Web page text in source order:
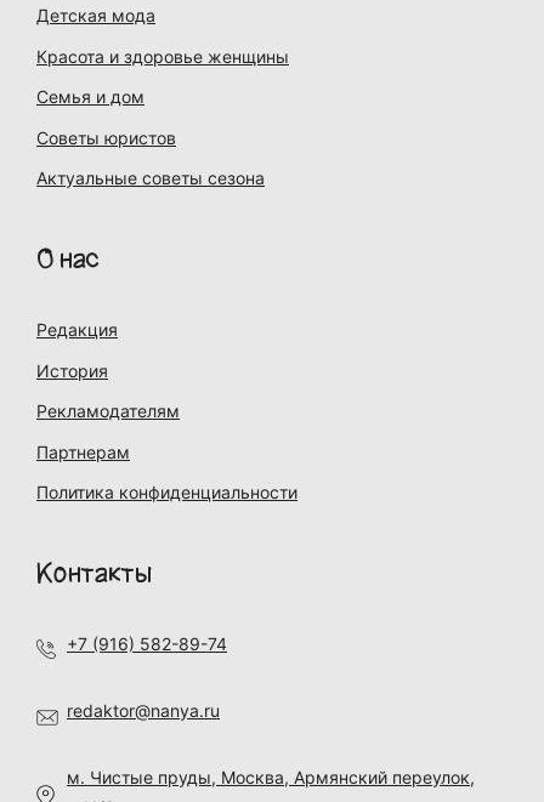
Детская мода
Красота и здоровье женщины
Семья и дом
Советы юристов
Актуальные советы сезона
О нас
Редакция
История
Рекламодателям
Партнерам
Политика конфиденциальности
Контакты
+7 (916) 582-89-74
redaktor@nanya.ru
м. Чистые пруды, Москва, Армянский переулок,